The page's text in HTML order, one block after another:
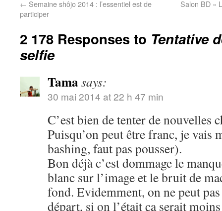
← Semaine shôjo 2014 : l’essentiel est de
participer
Salon BD «
2 178 Responses to Tentative
selfie
Tamasays:
30 mai 2014 at 22 h 47 min
C’est bien de tenter de nouvelles
Puisqu’on peut être franc, je vais
bashing, faut pas pousser).
Bon déjà c’est dommage le
blanc sur l’image et le bruit de
fond. Evidemment, on ne peut
départ, si on l’était ça serait